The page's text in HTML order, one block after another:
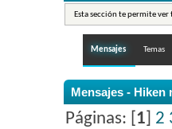
Esta sección te permite ver
Mensajes Temas
Mensajes - Hiken
Páginas: [ 1 2